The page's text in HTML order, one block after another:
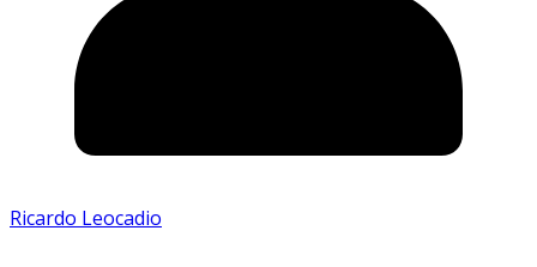
Ricardo Leocadio